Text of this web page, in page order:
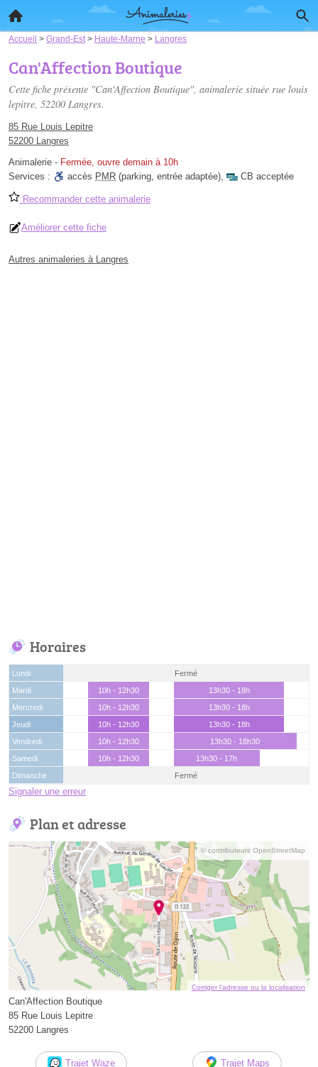
Accueil > Grand-Est > Haute-Marne > Langres
Can'Affection Boutique
Cette fiche présente "Can'Affection Boutique", animalerie située rue louis
lepitre, 52200 Langres.
85 Rue Louis Lepitre
52200 Langres
Animalerie - Fermée, ouvre demain à 10h
Services :
accès PMR (parking, entrée adaptée), CB acceptée
Recommander cette animalerie
Améliorer cette fiche
Autres animaleries à Langres
Horaires
Lundi
Fermé
Mardi
10h - 12h30
13h30 - 18h
Mercredi
10h - 12h30
13h30 - 18h
Jeudi
10h - 12h30
13h30 - 18h
Vendredi
10h - 12h30
13h30 - 18h30
Samedi
10h - 12h30
13h30 - 17h
Dimanche
Fermé
Signaler une erreur
Plan et adresse
© contributeurs OpenStreetMap
Corriger l’adresse ou la localisation
Can'Affection Boutique
85 Rue Louis Lepitre
52200 Langres
Trajet Waze Trajet Maps